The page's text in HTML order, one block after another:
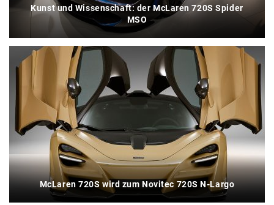
Kunst und Wissenschaft: der McLaren 720S Spider
MSO
McLaren 720S wird zum Novitec 720S N-Largo